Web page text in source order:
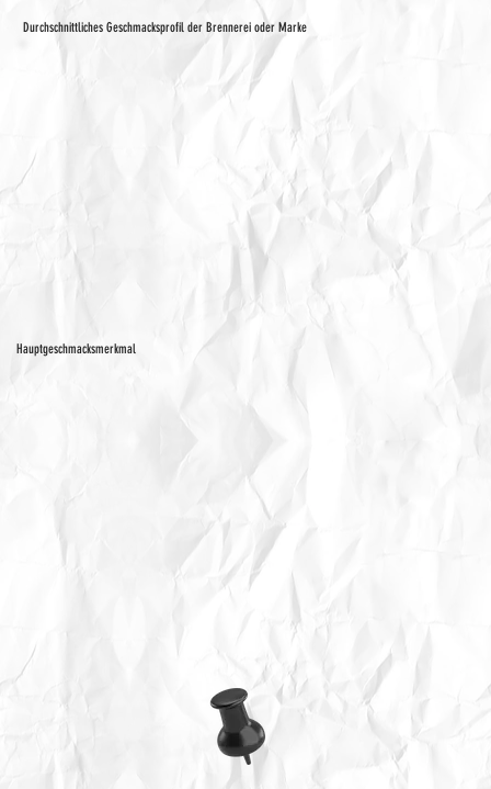
Durchschnittliches Geschmacksprofil der Brennerei oder Marke
Hauptgeschmacksmerkmal